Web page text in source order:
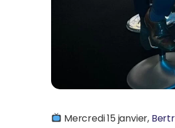
Mercredi 15 janvier,